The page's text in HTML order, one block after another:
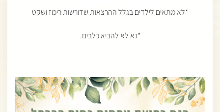
*לא מתאים לילדים בגלל ההרצאות שדורשות ריכוז ושקט
*נא לא להביא כלבים.